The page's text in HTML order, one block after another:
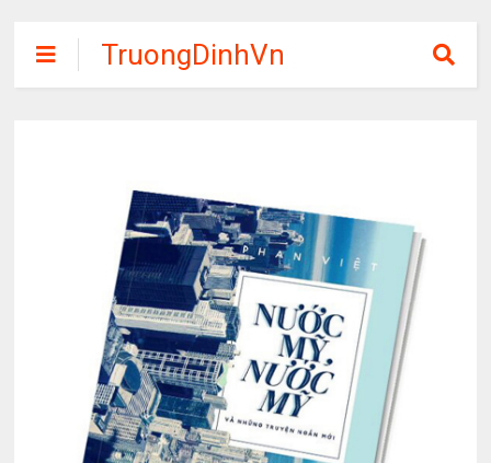
TruongDinhVn
Chia sẽ ebook,
tập miễn phí